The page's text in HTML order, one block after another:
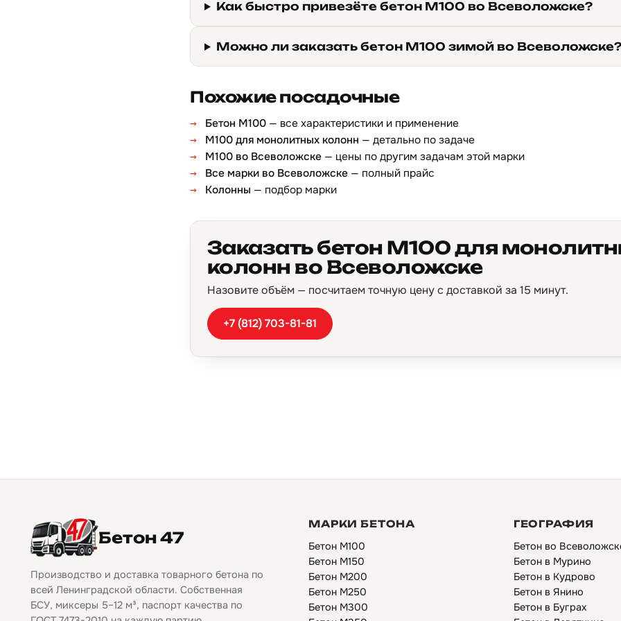
Как быстро привезёте бетон М100 во Всеволожске?
Можно ли заказать бетон М100 зимой во Всеволожске?
Похожие посадочные
Бетон М100 — все характеристики и применение
М100 для монолитных колонн — детально по задаче
М100 во Всеволожске — цены по другим задачам этой марки
Все марки во Всеволожске — полный прайс
Колонны — подбор марки
Заказать бетон М100 для
колонн во Всеволожске
Назовите объём — посчитаем точную цену с доставкой за 15 минут.
+7 (812) 703-81-81
Бетон 47
Производство и доставка товарного бетона по
всей Ленинградской области. Собственная
БСУ, миксеры 5–12 м³, паспорт качества по
МАРКИ БЕТОНА
Бетон М100
Бетон М150
Бетон М200
Бетон М250
Бетон М300
ГЕОГРАФИЯ
Бетон во
Бетон в Мурино
Бетон в Кудрово
Бетон в Янино
Бетон в Буграх